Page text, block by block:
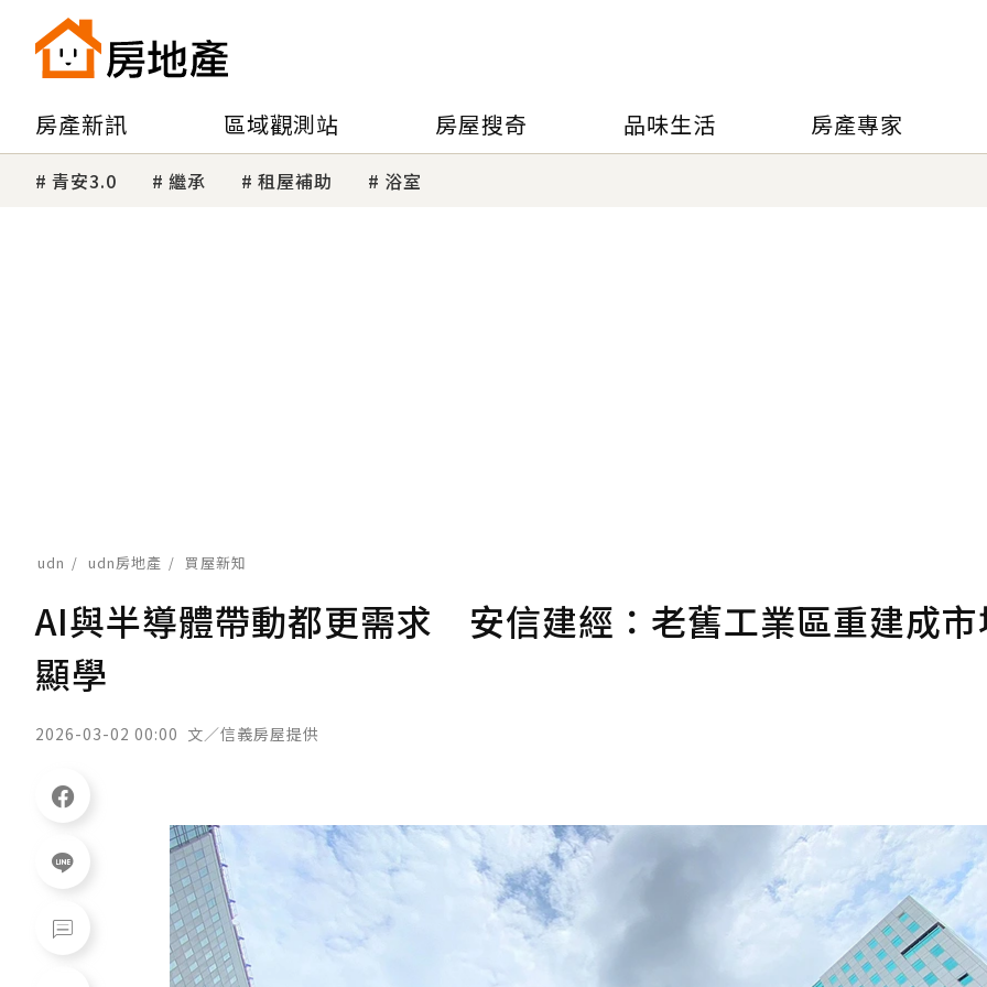
房產新訊 區域觀測站 房屋搜奇 品味生活 房產專家
青安3.0 繼承 租屋補助 浴室
udn udn房地產 買屋新知
AI與半導體帶動都更需求 安信建經：老舊工業區重建成
顯學
2026-03-02 00:00 文／信義房屋提供